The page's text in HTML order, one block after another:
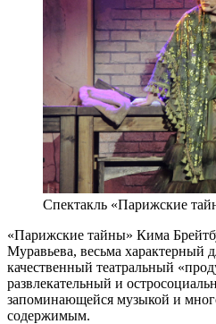
Спектакль «Парижские
«Парижские тайны» Кима
Муравьева, весьма характерный
качественный театральный
развлекательный и
запоминающейся музыкой и
содержимым.